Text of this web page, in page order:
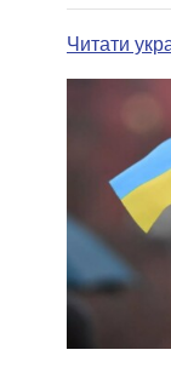
МЭРЫ
ВСЕ
Читати